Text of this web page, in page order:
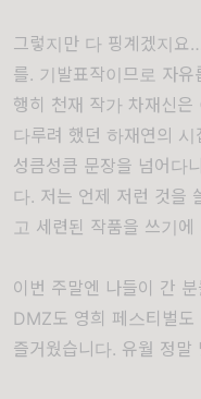
그렇지만 다 핑계겠지요
를. 기발표작이므로 자
행히 천재 작가 차재신
다루려 했던 하재연의
성큼성큼 문장을 넘어다
다. 저는 언제 저런 것을
고 세련된 작품을 쓰기
이번 주말엔 나들이 간
DMZ도 영희 페스티벌도
즐거웠습니다. 유월 정